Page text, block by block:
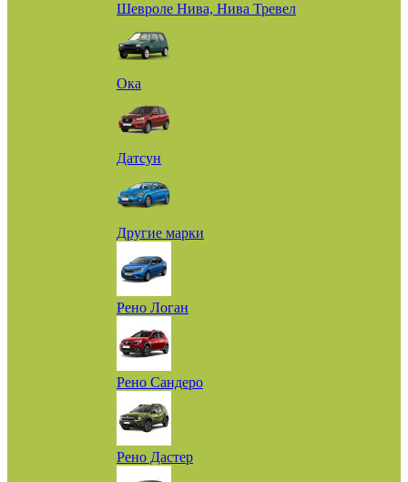
Шевроле Нива, Нива Тревел
Ока
Датсун
Другие марки
Рено Логан
Рено Сандеро
Рено Дастер